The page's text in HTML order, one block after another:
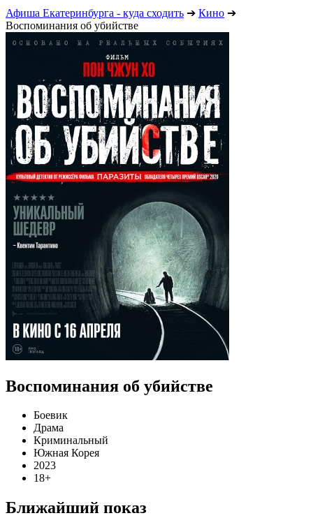
Афиша Екатеринбурга - куда сходить ➔ Кино ➔
Воспоминания об убийстве
Воспоминания об убийстве
Боевик
Драма
Криминальный
Южная Корея
2023
18+
Ближайший показ